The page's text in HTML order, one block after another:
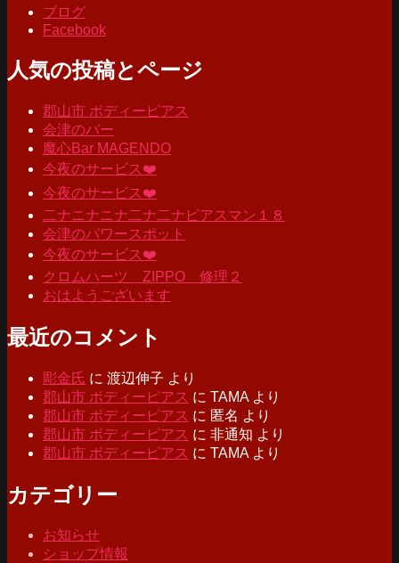
ブログ
Facebook
人気の投稿とページ
郡山市 ボディーピアス
会津のバー
魔心Bar MAGENDO
今夜のサービス❤️
今夜のサービス❤️
二ナニナニナ二ナ二ナピアスマン１８
会津のパワースポット
今夜のサービス❤️
クロムハーツ ZIPPO 修理２
おはようございます
最近のコメント
彫金氏 に 渡辺伸子 より
郡山市 ボディーピアス に TAMAより
郡山市 ボディーピアス に 匿名 より
郡山市 ボディーピアス に 非通知 より
郡山市 ボディーピアス に TAMAより
カテゴリー
お知らせ
ショップ情報